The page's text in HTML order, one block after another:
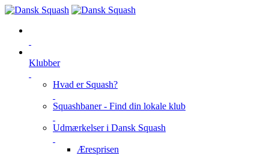
Klubber
Hvad er Squash?
Squashbaner - Find din lokale klub
Udmærkelser i Dansk Squash
Æresprisen